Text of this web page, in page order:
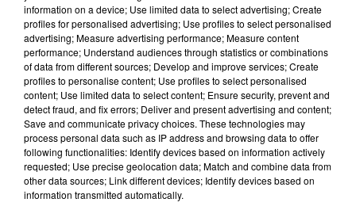
charcuteries
Le chalet Le Burger du Trappeur :
Burgers, frites, hot-dogs
Le chalet Le Bar à Fondues :
Fondue à base de beaufort et de meule de Savoie,
raclette, charcuterie, salades
Le chalet Le Bar à Bières
Bières artisanales, bouteilles, bières pressions 25cl
Planches apéritives de charcuteries & de fromages,
bretzels
information on a device; Use limited data to select advertising; Create
profiles for personalised advertising; Use profiles to select personalised
advertising; Measure advertising performance; Measure content
performance; Understand audiences through statistics or combinations
of data from different sources; Develop and improve services; Create
profiles to personalise content; Use profiles to select personalised
content; Use limited data to select content; Ensure security, prevent and
detect fraud, and fix errors; Deliver and present advertising and content;
Save and communicate privacy choices. These technologies may
process personal data such as IP address and browsing data to offer
following functionalities: Identify devices based on information actively
requested; Use precise geolocation data; Match and combine data from
other data sources; Link different devices; Identify devices based on
information transmitted automatically.